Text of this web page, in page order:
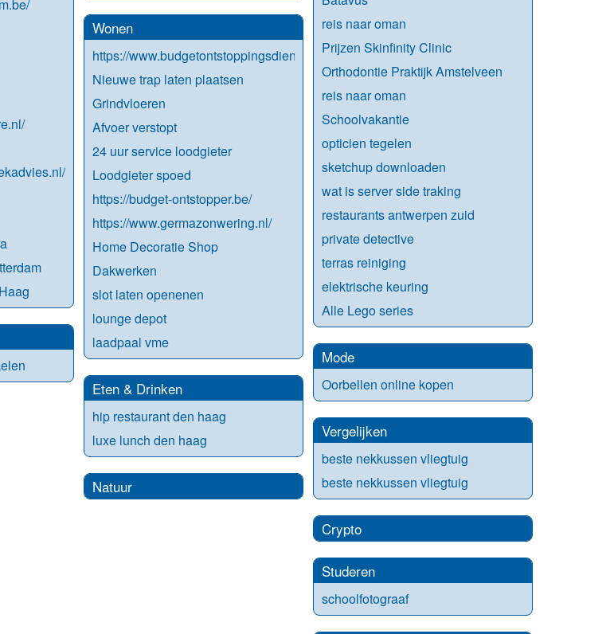
Wonen
https://www.budgetontstoppingsdienst.be/
Nieuwe trap laten plaatsen
Grindvloeren
Afvoer verstopt
24 uur service loodgieter
Loodgieter spoed
https://budget-ontstopper.be/
https://www.germazonwering.nl/
Home Decoratie Shop
Dakwerken
slot laten openenen
lounge depot
laadpaal vme
Eten & Drinken
hip restaurant den haag
luxe lunch den haag
Natuur
reis naar oman
Prijzen Skinfinity Clinic
Orthodontie Praktijk Amstelveen
reis naar oman
Schoolvakantie
opticien tegelen
sketchup downloaden
wat is server side traking
restaurants antwerpen zuid
private detective
terras reiniging
elektrische keuring
Alle Lego series
Mode
Oorbellen online kopen
Vergelijken
beste nekkussen vliegtuig
beste nekkussen vliegtuig
Crypto
Studeren
schoolfotograaf